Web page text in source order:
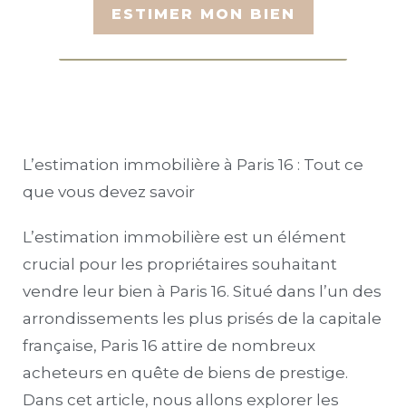
L’estimation immobilière à Paris 16 : Tout ce
que vous devez savoir
L’estimation immobilière est un élément
crucial pour les propriétaires souhaitant
vendre leur bien à Paris 16. Situé dans l’un des
arrondissements les plus prisés de la capitale
française, Paris 16 attire de nombreux
acheteurs en quête de biens de prestige.
Dans cet article, nous allons explorer les